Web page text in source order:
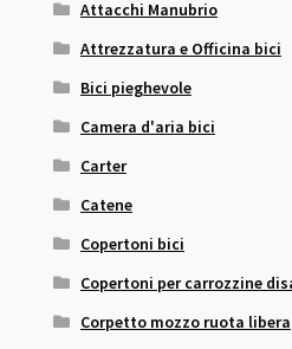
Attacchi Manubrio
Attrezzatura e Officina bici
Bici pieghevole
Camera d'aria bici
Carter
Catene
Copertoni bici
Copertoni per carrozzine
Corpetto mozzo ruota libera